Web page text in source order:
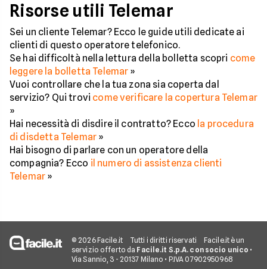
Risorse utili Telemar
Sei un cliente Telemar? Ecco le guide utili dedicate ai
clienti di questo operatore telefonico.
Se hai difficoltà nella lettura della bolletta scopri come
leggere la bolletta Telemar »
Vuoi controllare che la tua zona sia coperta dal
servizio? Qui trovi come verificare la copertura Telemar
»
Hai necessità di disdire il contratto? Ecco la procedura
di disdetta Telemar »
Hai bisogno di parlare con un operatore della
compagnia? Ecco il numero di assistenza clienti
Telemar »
© 2026 Facile.it Tutti i diritti riservati
Facile.it è un
servizio offerto da Facile.it S.p.A. con socio unico •
Via Sannio, 3 - 20137 Milano • P.IVA 07902950968